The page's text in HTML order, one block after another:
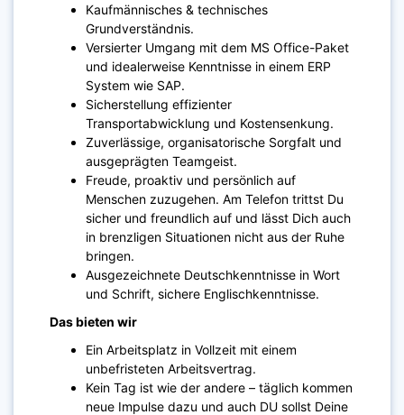
Kaufmännisches & technisches
Grundverständnis.
Versierter Umgang mit dem MS Office-Paket
und idealerweise Kenntnisse in einem ERP
System wie SAP.
Sicherstellung effizienter
Transportabwicklung und Kostensenkung.
Zuverlässige, organisatorische Sorgfalt und
ausgeprägten Teamgeist.
Freude, proaktiv und persönlich auf
Menschen zuzugehen. Am Telefon trittst Du
sicher und freundlich auf und lässt Dich auch
in brenzligen Situationen nicht aus der Ruhe
bringen.
Ausgezeichnete Deutschkenntnisse in Wort
und Schrift, sichere Englischkenntnisse.
Das bieten wir
Ein Arbeitsplatz in Vollzeit mit einem
unbefristeten Arbeitsvertrag.
Kein Tag ist wie der andere – täglich kommen
neue Impulse dazu und auch DU sollst Deine